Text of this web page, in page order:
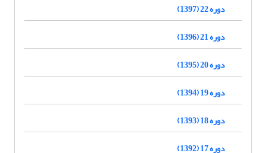
دوره 22 (1397)
دوره 21 (1396)
دوره 20 (1395)
دوره 19 (1394)
دوره 18 (1393)
دوره 17 (1392)